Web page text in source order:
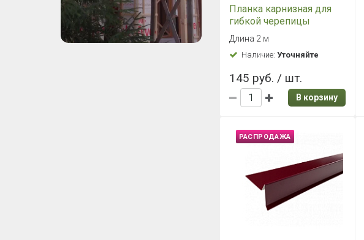
Планка карнизная для
гибкой черепицы
Шинглас (синяя RAL
5005) 100*65*15 (р)
Длина 2 м
Наличие: Уточняйте
145 руб. / шт.
В корзину
РАСПРОДАЖА